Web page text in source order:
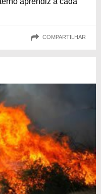
COMPARTILHAR